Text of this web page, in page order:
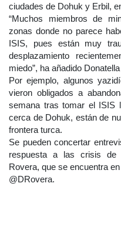
ciudades de Dohuk y Erbil,
“Muchos miembros de
zonas donde no parece
ISIS, pues están muy
desplazamiento
miedo”, ha añadido
Por ejemplo, algunos
vieron obligados a
semana tras tomar el ISIS
cerca de Dohuk, están de
frontera turca.
Se pueden concertar
respuesta a las crisis de
Rovera, que se encuentra
@DRovera.